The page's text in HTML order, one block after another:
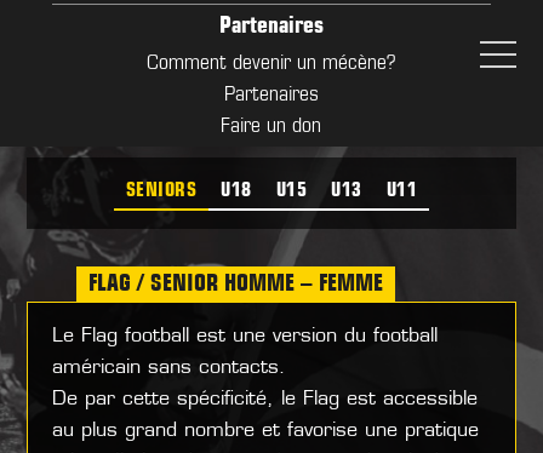
Partenaires
Comment devenir un mécène?
Partenaires
Faire un don
Signalement
SENIORS U18 U15 U13 U11
FLAG / SENIOR HOMME – FEMME
Le Flag football est une version du football
américain sans contacts.
De par cette spécificité, le Flag est accessible
au plus grand nombre et favorise une pratique